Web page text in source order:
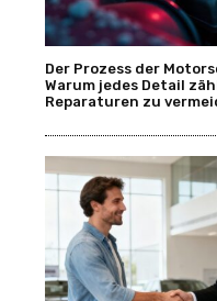
Der Prozess der
Warum jedes Detail
Reparaturen zu